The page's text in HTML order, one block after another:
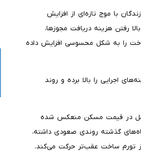
با موج تازه‌ای از افزایش
رفتن هزینه دریافت مجوزها،
را به شکل محسوسی افزایش داده
اجرایی را بالا برده و روند
کامل در قیمت مسکن منعکس شده
گذشته روندی صعودی داشته،
از تورم ساخت عقب‌تر حرکت می‌کند.